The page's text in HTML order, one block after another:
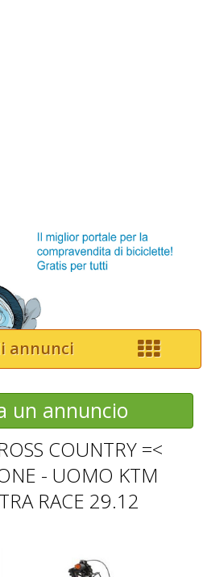
annunci
un annuncio
COUNTRY =<
- UOMO KTM
RACE 29.12